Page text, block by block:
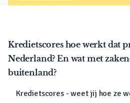
Kredietscores hoe werkt dat
Nederland? En wat met
buitenland?
Kredietscores - weet jij hoe ze